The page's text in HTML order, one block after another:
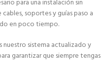
para una instalación sin
soportes y guías paso a
en poco tiempo.
sistema actualizado y
garantizar que siempre tengas